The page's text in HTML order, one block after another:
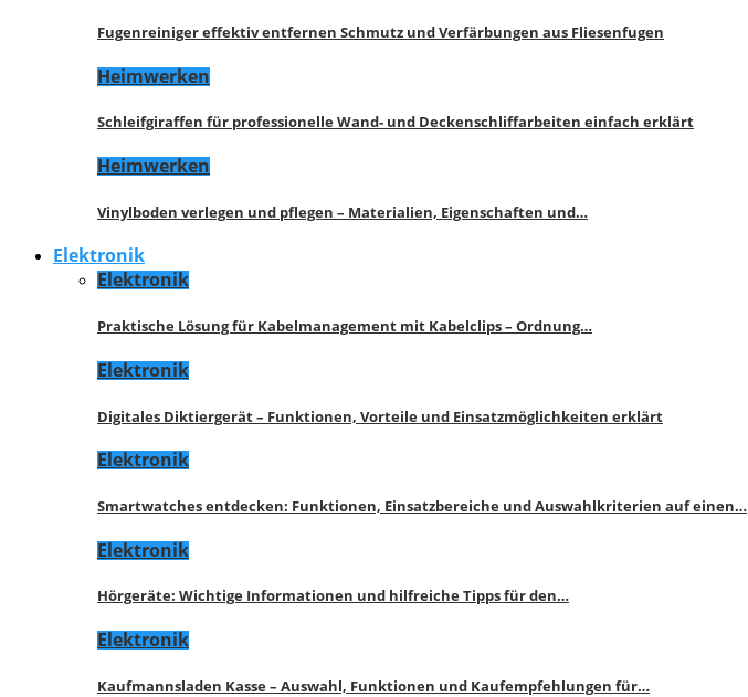
Fugenreiniger effektiv entfernen Schmutz und Verfärbungen aus Fliesenfugen
Heimwerken
Schleifgiraffen für professionelle Wand- und Deckenschliffarbeiten einfach erklärt
Heimwerken
Vinylboden verlegen und pflegen – Materialien, Eigenschaften und…
Elektronik
Elektronik
Praktische Lösung für Kabelmanagement mit Kabelclips – Ordnung…
Elektronik
Digitales Diktiergerät – Funktionen, Vorteile und Einsatzmöglichkeiten erklärt
Elektronik
Smartwatches entdecken: Funktionen, Einsatzbereiche und Auswahlkriterien auf einen…
Elektronik
Hörgeräte: Wichtige Informationen und hilfreiche Tipps für den…
Elektronik
Kaufmannsladen Kasse – Auswahl, Funktionen und Kaufempfehlungen für…